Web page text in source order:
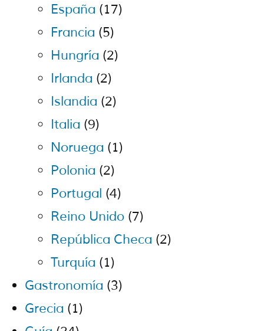
España (17)
Francia (5)
Hungría (2)
Irlanda (2)
Islandia (2)
Italia (9)
Noruega (1)
Polonia (2)
Portugal (4)
Reino Unido (7)
República Checa (2)
Turquía (1)
Gastronomía (3)
Grecia (1)